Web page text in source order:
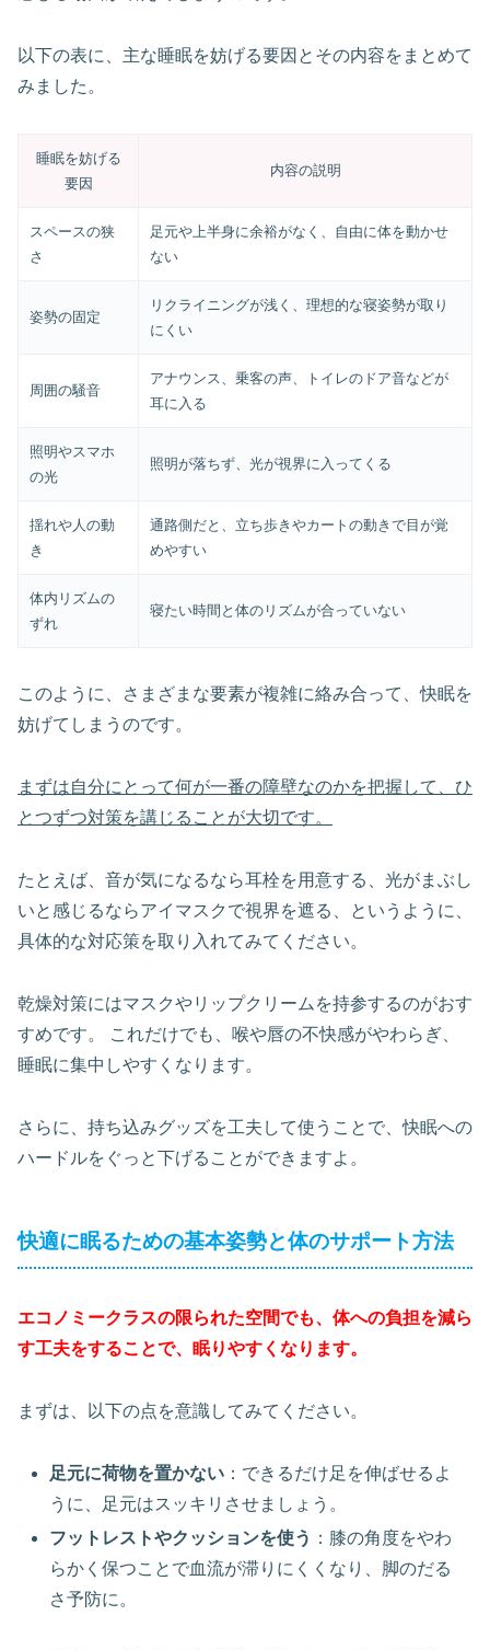
以下の表に、主な睡眠を妨げる要因とその内容をまとめて
みました。
睡眠を妨げる
要因
内容の説明
スペースの狭
さ
足元や上半身に余裕がなく、自由に体を動かせ
ない
姿勢の固定
リクライニングが浅く、理想的な寝姿勢が取り
にくい
周囲の騒音
アナウンス、乗客の声、トイレのドア音などが
耳に入る
照明やスマホ
の光
照明が落ちず、光が視界に入ってくる
揺れや人の動
き
通路側だと、立ち歩きやカートの動きで目が覚
めやすい
体内リズムの
ずれ
寝たい時間と体のリズムが合っていない
このように、さまざまな要素が複雑に絡み合って、快眠を
妨げてしまうのです。
まずは自分にとって何が一番の障壁なのかを把握して、ひ
とつずつ対策を講じることが大切です。
たとえば、音が気になるなら耳栓を用意する、光がまぶし
いと感じるならアイマスクで視界を遮る、というように、
具体的な対応策を取り入れてみてください。
乾燥対策にはマスクやリップクリームを持参するのがおす
すめです。 これだけでも、喉や唇の不快感がやわらぎ、
睡眠に集中しやすくなります。
さらに、持ち込みグッズを工夫して使うことで、快眠への
ハードルをぐっと下げることができますよ。
快適に眠るための基本姿勢と体のサポート方法
エコノミークラスの限られた空間でも、体への負担を減ら
す工夫をすることで、眠りやすくなります。
まずは、以下の点を意識してみてください。
足元に荷物を置かない ：できるだけ足を伸ばせるよ
うに、足元はスッキリさせましょう。
フットレストやクッションを使う ：膝の角度をやわ
らかく保つことで血流が滞りにくくなり、脚のだる
さ予防に。